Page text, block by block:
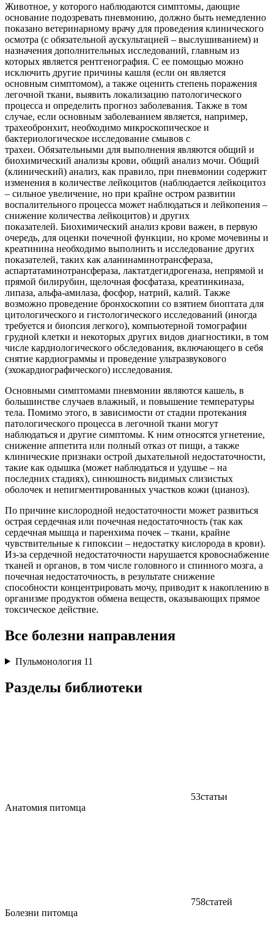
Животное, у которого наблюдаются симптомы, дающие
основание подозревать пневмонию, должно быть немедленно
показано ветеринарному врачу для проведения клинического
осмотра (с обязательной аускультацией – выслушиванием) и
назначения дополнительных исследований, главным из
которых является рентгенография. С ее помощью можно
исключить другие причины кашля (если он является
основным симптомом), а также оценить степень поражения
легочной ткани, выявить локализацию патологического
процесса и определить прогноз заболевания. Также в том
случае, если основным заболеванием является, например,
трахеобронхит, необходимо микроскопическое и
бактериологическое исследование смывов с
трахеи. Обязательными для выполнения являются общий и
биохимический анализы крови, общий анализ мочи. Общий
(клинический) анализ, как правило, при пневмонии содержит
изменения в количестве лейкоцитов (наблюдается лейкоцитоз
– сильное увеличение, но при крайне остром развитии
воспалительного процесса может наблюдаться и лейкопения –
снижение количества лейкоцитов) и других
показателей. Биохимический анализ крови важен, в первую
очередь, для оценки почечной функции, но кроме мочевины и
креатинина необходимо выполнить и исследование других
показателей, таких как аланинаминотрансфераза,
аспартатаминотрансфераза, лактатдегидрогеназа, непрямой и
прямой билирубин, щелочная фосфатаза, креатинкиназа,
липаза, альфа-амилаза, фосфор, натрий, калий. Также
возможно проведение бронхоскопии со взятием биоптата для
цитологического и гистологического исследований (иногда
требуется и биопсия легкого), компьютерной томографии
грудной клетки и некоторых других видов диагностики, в том
числе кардиологического обследования, включающего в себя
снятие кардиограммы и проведение ультразвукового
(эхокардиографического) исследования.
Основными симптомами пневмонии являются кашель, в
большинстве случаев влажный, и повышение температуры
тела. Помимо этого, в зависимости от стадии протекания
патологического процесса в легочной ткани могут
наблюдаться и другие симптомы. К ним относятся угнетение,
снижение аппетита или полный отказ от пищи, а также
клинические признаки острой дыхательной недостаточности,
такие как одышка (может наблюдаться и удушье – на
последних стадиях), синюшность видимых слизистых
оболочек и непигментированных участков кожи (цианоз).
По причине кислородной недостаточности может развиться
острая сердечная или почечная недостаточность (так как
сердечная мышца и паренхима почек – ткани, крайне
чувствительные к гипоксии – недостатку кислорода в крови).
Из-за сердечной недостаточности нарушается кровоснабжение
тканей и органов, в том числе головного и спинного мозга, а
почечная недостаточность, в результате снижение
способности концентрировать мочу, приводит к накоплению в
организме продуктов обмена веществ, оказывающих прямое
токсическое действие.
Все болезни направления
Пульмонология 11
Разделы библиотеки
53статьи
Анатомия питомца
758статей
Болезни питомца